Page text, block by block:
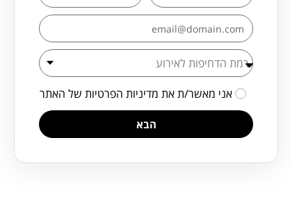
אני מאשר/ת את מדיניות הפרטיות של האתר
הבא